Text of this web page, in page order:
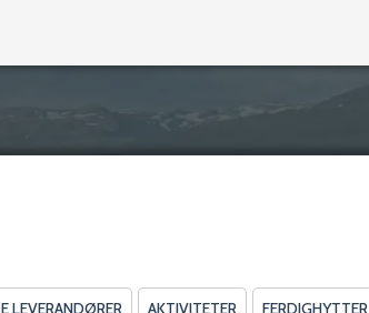
LEVERANDØRER AKTIVITETER FERDIGHYTTER